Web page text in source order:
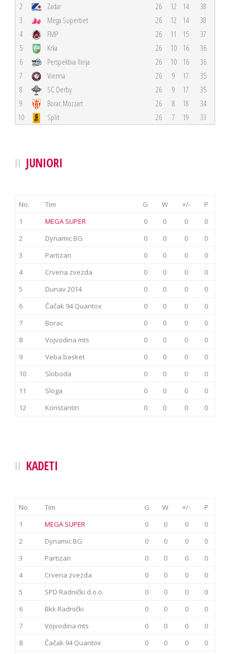
2 Zadar 26 12 14
38
3
Mega Superbet 26 12 14
38
4
FMP 26 11 15
37
5
Krka 26 10 16
36
6
Perspektiva Ilirija 26 10 16
36
7
Vienna 26 9 17
35
8
SC Derby 26 9 17
35
9
Borac Mozzart 26 8 18
34
10
Split 26 7 19 33
JUNIORI
No. Tim G W +/-
P
1
MEGA SUPER 0 0 0
0
2
Dynamic BG 0 0 0
0
3
Partizan 0 0 0
0
4
Crvena zvezda 0 0 0
0
5
Dunav 2014 0 0 0
0
6
Čačak 94 Quantox 0 0 0
0
7
Borac 0 0 0
0
8
Vojvodina mts 0 0 0
0
9
Veba basket 0 0 0
0
10
Sloboda 0 0 0
0
11
Sloga 0 0 0
0
12
Konstantin 0 0 0 0
KADETI
No. Tim G W +/-
P
1
MEGA SUPER 0 0 0
0
2
Dynamic BG 0 0 0
0
3
Partizan 0 0 0
0
4
Crvena zvezda 0 0 0
0
5
SPD Radnički d.o.o. 0 0 0
0
6
Bkk Radnički 0 0 0
0
7
Vojvodina mts 0 0 0
0
8
Čačak 94 Quantox 0 0 0
0